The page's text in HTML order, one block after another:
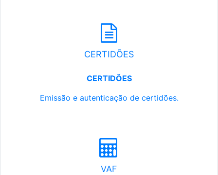
CERTIDÕES
CERTIDÕES
Emissão e autenticação de certidões.
VAF